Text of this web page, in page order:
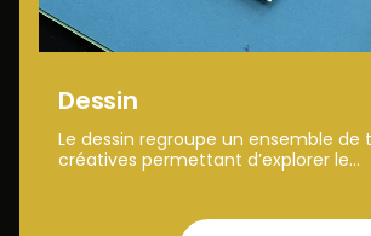
Dessin
Le dessin regroupe un ensemble de
créatives permettant d’explorer le...